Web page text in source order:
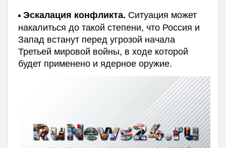
Эскалация конфликта. Ситуация может
накалиться до такой степени, что Россия и
Запад встанут перед угрозой начала
Третьей мировой войны, в ходе которой
будет применено и ядерное оружие.